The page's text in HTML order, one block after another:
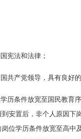
宪法和法律；
共产党领导，具有良好
历条件放宽至国民教育
到安置后，非个人原因
位学历条件放宽至高中